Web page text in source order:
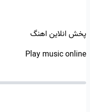
پخش انلاین اهنگ
Play music online